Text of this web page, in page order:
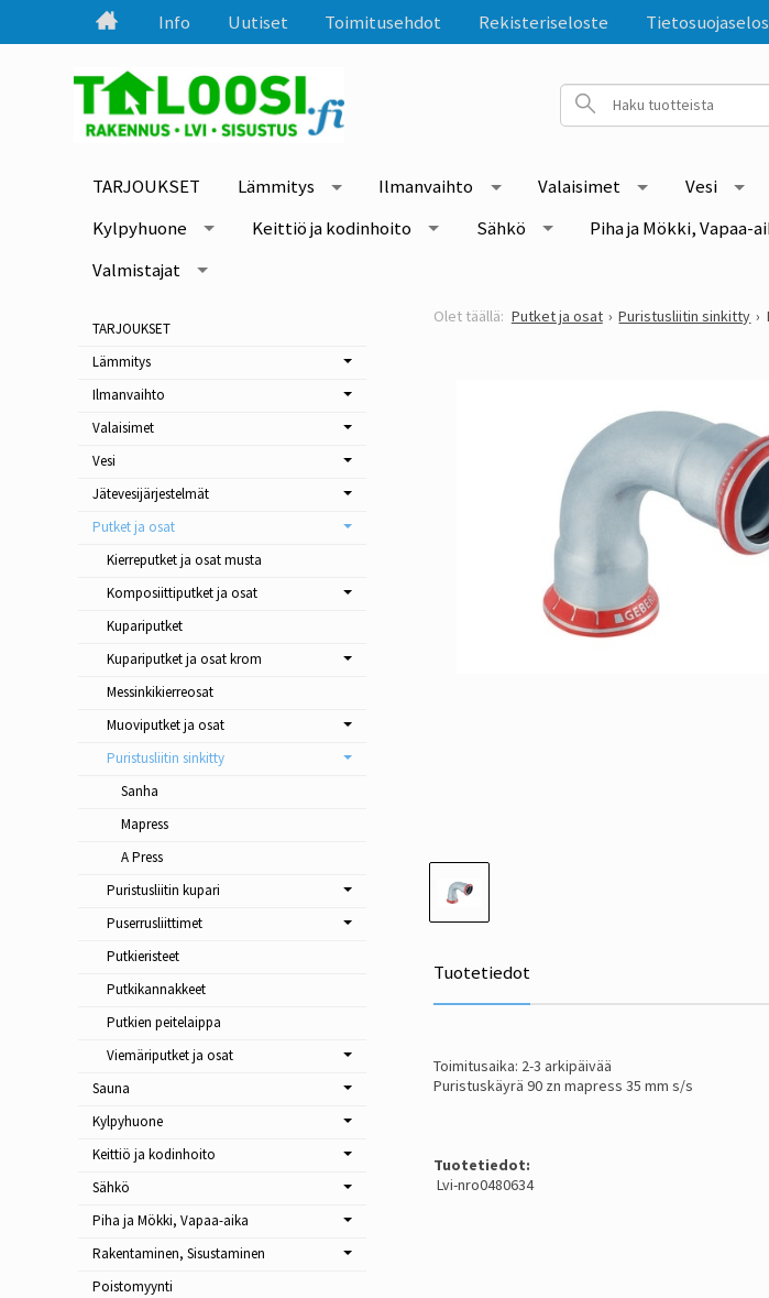
Info Uutiset Toimitusehdot Rekisteriseloste
TARJOUKSET Lämmitys Ilmanvaihto Valaisimet Vesi
Kylpyhuone
Keittiö ja kodinhoito Sähkö Piha ja Mökki, Vapaa-
Valmistajat
Putket ja osat Puristusliitin sinkitty
Tuotetiedot
Toimitusaika: 2-3 arkipäivää
Puristuskäyrä 90 zn mapress 35 mm s/s
Tuotetiedot:
Lvi-nro0480634
TARJOUKSET
Lämmitys
Ilmanvaihto
Valaisimet
Vesi
Jätevesijärjestelmät
Putket ja osat
Kierreputket ja osat musta
Komposiittiputket ja osat
Kupariputket
Kupariputket ja osat krom
Messinkikierreosat
Muoviputket ja osat
Puristusliitin sinkitty
Sanha
Mapress
A Press
Puristusliitin kupari
Puserrusliittimet
Putkieristeet
Putkikannakkeet
Putkien peitelaippa
Viemäriputket ja osat
Sauna
Kylpyhuone
Keittiö ja kodinhoito
Sähkö
Piha ja Mökki, Vapaa-aika
Rakentaminen, Sisustaminen
Poistomyynti